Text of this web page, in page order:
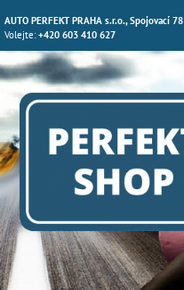
AUTO PERFEKT PRAHA s.r.o., Spojovací
Volejte:+420 603 410 627